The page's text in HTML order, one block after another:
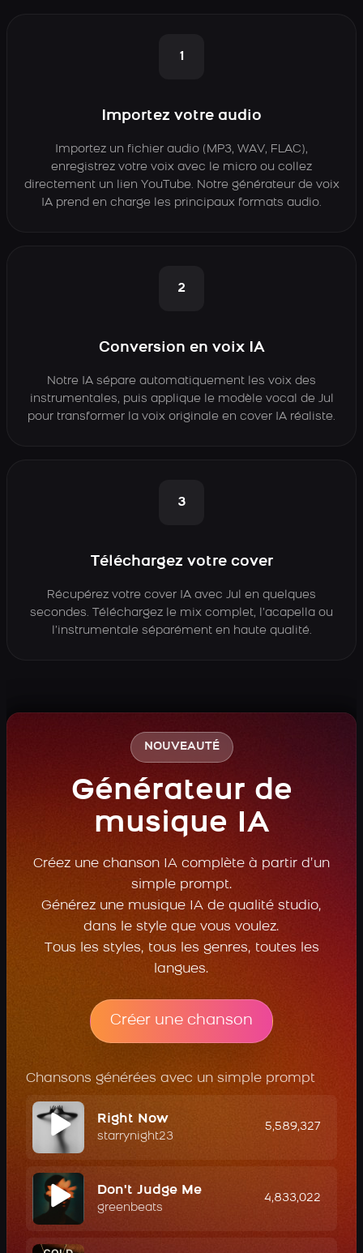
1
Importez votre audio
Importez un fichier audio (MP3, WAV, FLAC),
enregistrez votre voix avec le micro ou collez
directement un lien YouTube. Notre générateur de voix
IA prend en charge les principaux formats audio.
2
Conversion en voix IA
Notre IA sépare automatiquement les voix des
instrumentales, puis applique le modèle vocal de Jul
pour transformer la voix originale en cover IA réaliste.
3
Téléchargez votre cover
Récupérez votre cover IA avec Jul en quelques
secondes. Téléchargez le mix complet, l’acapella ou
l’instrumentale séparément en haute qualité.
NOUVEAUTÉ
Générateur de
musique IA
Créez une chanson IA complète à partir d’un
simple prompt.
Générez une musique IA de qualité studio,
dans le style que vous voulez.
Tous les styles, tous les genres, toutes les
langues.
Créer une chanson
Chansons générées avec un simple prompt
Right Now
starrynight23
5,589,327
Don't Judge Me
greenbeats
4,833,022